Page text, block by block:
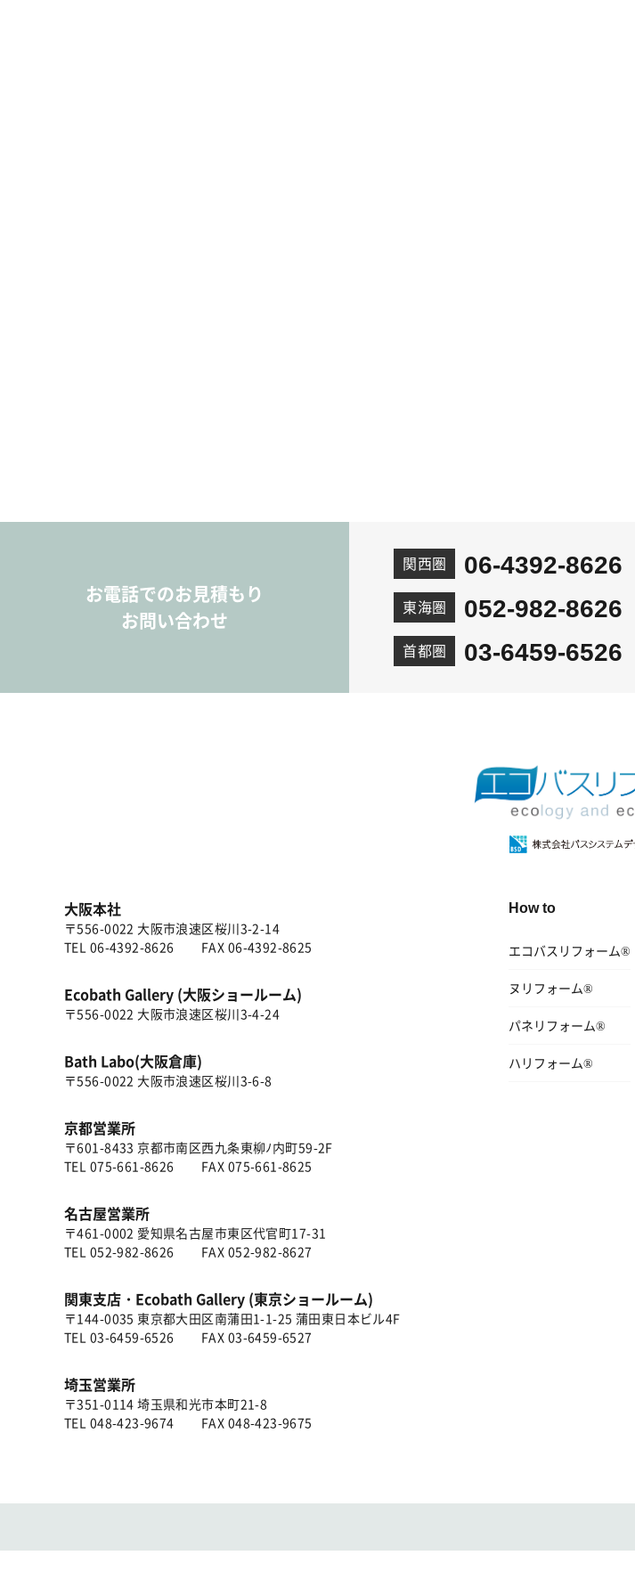
お電話でのお見積もり
お問い合わせ
関西圏 06-4392-8626
東海圏 052-982-8626
首都圏 03-6459-6526
大阪本社
〒556-0022 大阪市浪速区桜川3-2-14
TEL 06-4392-8626 FAX 06-4392-8625
Ecobath Gallery (大阪ショールーム)
〒556-0022 大阪市浪速区桜川3-4-24
Bath Labo(大阪倉庫)
〒556-0022 大阪市浪速区桜川3-6-8
京都営業所
〒601-8433 京都市南区西九条東柳ﾉ内町59-2F
TEL 075-661-8626 FAX 075-661-8625
名古屋営業所
〒461-0002 愛知県名古屋市東区代官町17-31
TEL 052-982-8626 FAX 052-982-8627
関東支店・Ecobath Gallery (東京ショールーム)
〒144-0035 東京都大田区南蒲田1-1-25 蒲田東日本ビル4F
TEL 03-6459-6526 FAX 03-6459-6527
埼玉営業所
〒351-0114 埼玉県和光市本町21-8
TEL 048-423-9674 FAX 048-423-9675
How to
エコバスリフォーム®
ヌリフォーム®
パネリフォーム®
ハリフォーム®